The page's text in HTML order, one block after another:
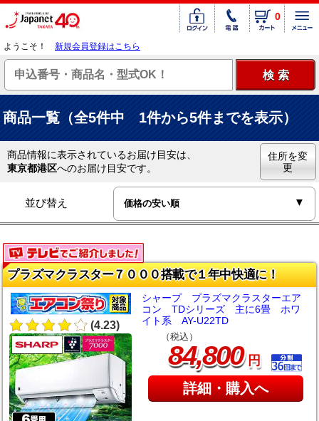
0
ようこそ！ 新規会員登録はこちら
商品一覧（全5件中 1件から5件までを表示）
商品情報に表示されているお届け目安は、
東京都港区へのお届け目安です。
住所を変
更
並び替え
プラズマクラスター７０００搭載で１年中快適に！
(4.23)
シャープ プラズマクラスターエア
コン TDシリーズ 主に6畳 ホワ
イト系 AY-U22TD
（税込）
84,800円
詳細・購入へ